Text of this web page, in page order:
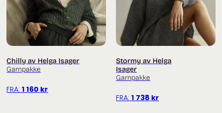
Chilly av Helga Isager
Garnpakke
FRA:1 160 kr
Stormy av Helga
Isager
Garnpakke
FRA: 1 738 kr